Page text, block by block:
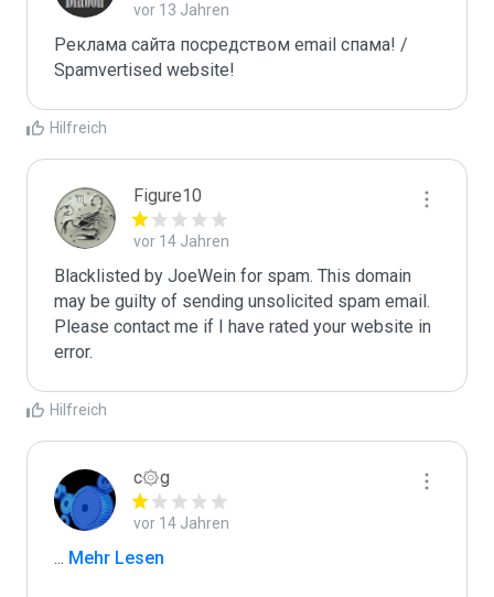
vor 13 Jahren
Реклама сайта посредством email спама! /
Spamvertised website!
Hilfreich
Figure10
vor 14 Jahren
Blacklisted by JoeWein for spam. This domain
may be guilty of sending unsolicited spam email.
Please contact me if I have rated your website in
error.
Hilfreich
c۞g
vor 14 Jahren
... Mehr Lesen